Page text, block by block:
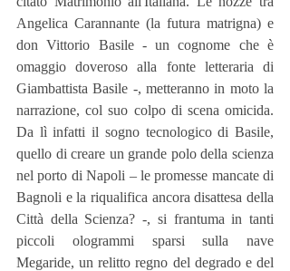
Angelica Carannante (la futura matrigna) e
don Vittorio Basile - un cognome che è
omaggio doveroso alla fonte letteraria di
Giambattista Basile -, metteranno in moto la
narrazione, col suo colpo di scena omicida.
Da lì infatti il sogno tecnologico di Basile,
quello di creare un grande polo della scienza
nel porto di Napoli – le promesse mancate di
Bagnoli e la riqualifica ancora disattesa della
Città della Scienza? -, si frantuma in tanti
piccoli ologrammi sparsi sulla nave
Megaride, un relitto regno del degrado e del